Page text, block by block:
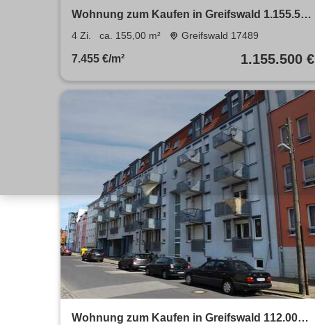
Wohnung zum Kaufen in Greifswald 1.155.500
€ 155 m²
4 Zi. ca. 155,00 m² Greifswald 17489
7.455 €/m² 1.155.500 €
Wohnung zum Kaufen in Greifswald 112.000 €